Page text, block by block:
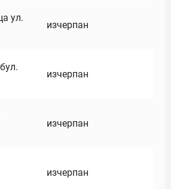
ул.
изчерпан
изчерпан
изчерпан
изчерпан